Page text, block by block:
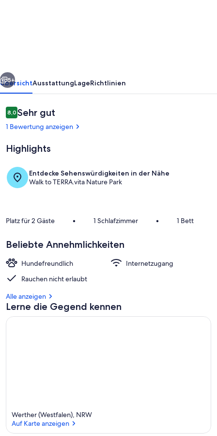
Terrasse
Zimmer
Weiter
5+
ÜbersichtAusstattungLageRichtlinien
Bewertungen
8,08,0 von 10.
Sehr gut
1 Bewertung anzeigen
Highlights
Entdecke Sehenswürdigkeiten in der Nähe
Walk to TERRA.vita Nature Park
Platz für 2 Gäste • 1 Schlafzimmer • 1 Bett
Beliebte Annehmlichkeiten
Hundefreundlich
Internetzugang
Rauchen nicht erlaubt
Alle anzeigen
Lerne die Gegend kennen
Werther (Westfalen), NRW
Auf Karte anzeigen